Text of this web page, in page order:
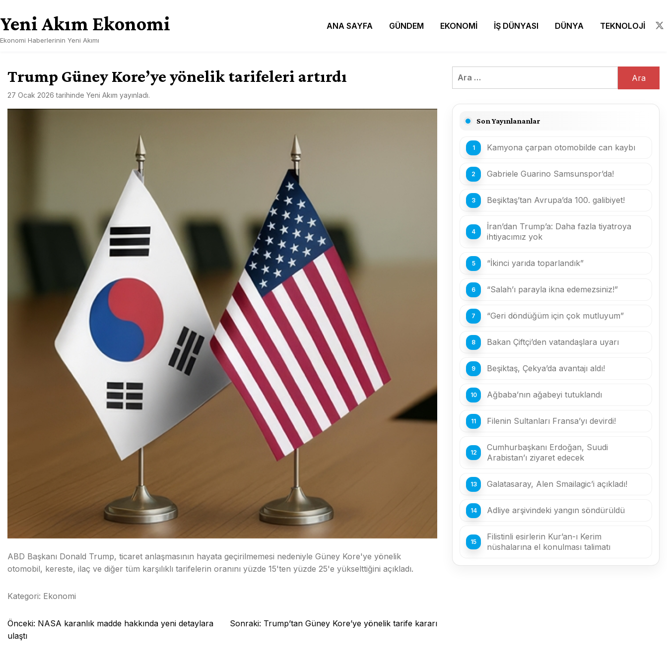
to
content
Yeni Akım Ekonomi
Ekonomi Haberlerinin Yeni Akımı
ANA SAYFA GÜNDEM EKONOMİ İŞ DÜNYASI DÜNYA TEKNOLOJİ
Trump Güney Kore’ye yönelik tarifeleri artırdı
27 Ocak 2026 tarihinde Yeni Akım yayınladı.
ABD Başkanı Donald Trump, ticaret anlaşmasının hayata geçirilmemesi nedeniyle Güney Kore'ye yönelik
otomobil, kereste, ilaç ve diğer tüm karşılıklı tarifelerin oranını yüzde 15'ten yüzde 25'e yükselttiğini açıkladı.
Kategori: Ekonomi
Yazı
gezinmesi
Önceki: NASA karanlık madde hakkında yeni detaylara
ulaştı
Sonraki: Trump’tan Güney Kore’ye yönelik tarife kararı
Arama:
Son Yayınlananlar
Kamyona çarpan otomobilde can kaybı
Gabriele Guarino Samsunspor’da!
Beşiktaş’tan Avrupa’da 100. galibiyet!
İran’dan Trump’a: Daha fazla tiyatroya
ihtiyacımız yok
“İkinci yarıda toparlandık”
“Salah’ı parayla ikna edemezsiniz!”
“Geri döndüğüm için çok mutluyum”
Bakan Çiftçi’den vatandaşlara uyarı
Beşiktaş, Çekya’da avantajı aldı!
Ağbaba’nın ağabeyi tutuklandı
Filenin Sultanları Fransa’yı devirdi!
Cumhurbaşkanı Erdoğan, Suudi
Arabistan’ı ziyaret edecek
Galatasaray, Alen Smailagic’i açıkladı!
Adliye arşivindeki yangın söndürüldü
Filistinli esirlerin Kur’an-ı Kerim
nüshalarına el konulması talimatı